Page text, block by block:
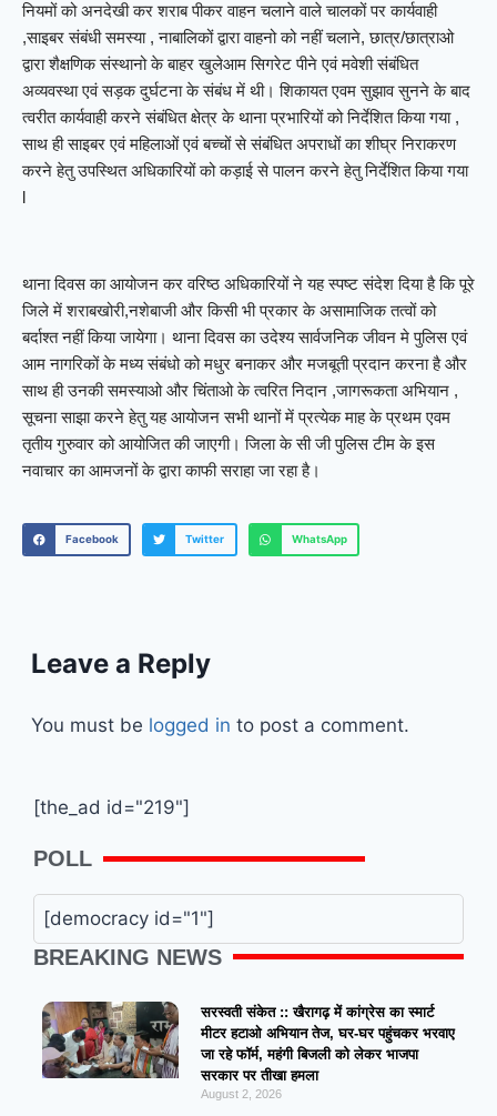
नियमों को अनदेखी कर शराब पीकर वाहन चलाने वाले चालकों पर कार्यवाही
,साइबर संबंधी समस्या , नाबालिकों द्वारा वाहनो को नहीं चलाने, छात्र/छात्राओ
द्वारा शैक्षणिक संस्थानो के बाहर खुलेआम सिगरेट पीने एवं मवेशी संबंधित
अव्यवस्था एवं सड़क दुर्घटना के संबंध में थी। शिकायत एवम सुझाव सुनने के बाद
त्वरीत कार्यवाही करने संबंधित क्षेत्र के थाना प्रभारियों को निर्देशित किया गया ,
साथ ही साइबर एवं महिलाओं एवं बच्चों से संबंधित अपराधों का शीघ्र निराकरण
करने हेतु उपस्थित अधिकारियों को कड़ाई से पालन करने हेतु निर्देशित किया गया
l
थाना दिवस का आयोजन कर वरिष्ठ अधिकारियों ने यह स्पष्ट संदेश दिया है कि पूरे
जिले में शराबखोरी,नशेबाजी और किसी भी प्रकार के असामाजिक तत्वों को
बर्दाश्त नहीं किया जायेगा। थाना दिवस का उदेश्य सार्वजनिक जीवन मे पुलिस एवं
आम नागरिकों के मध्य संबंधो को मधुर बनाकर और मजबूती प्रदान करना है और
साथ ही उनकी समस्याओ और चिंताओ के त्वरित निदान ,जागरूकता अभियान ,
सूचना साझा करने हेतु यह आयोजन सभी थानों में प्रत्येक माह के प्रथम एवम
तृतीय गुरुवार को आयोजित की जाएगी। जिला के सी जी पुलिस टीम के इस
नवाचार का आमजनों के द्वारा काफी सराहा जा रहा है।
Facebook Twitter WhatsApp
Leave a Reply
You must be logged in to post a comment.
[the_ad id="219"]
POLL
[democracy id="1"]
BREAKING NEWS
सरस्वती संकेत :: खैरागढ़ में कांग्रेस का स्मार्ट
मीटर हटाओ अभियान तेज, घर-घर पहुंचकर भरवाए
जा रहे फॉर्म, महंगी बिजली को लेकर भाजपा
सरकार पर तीखा हमला
August 2, 2026